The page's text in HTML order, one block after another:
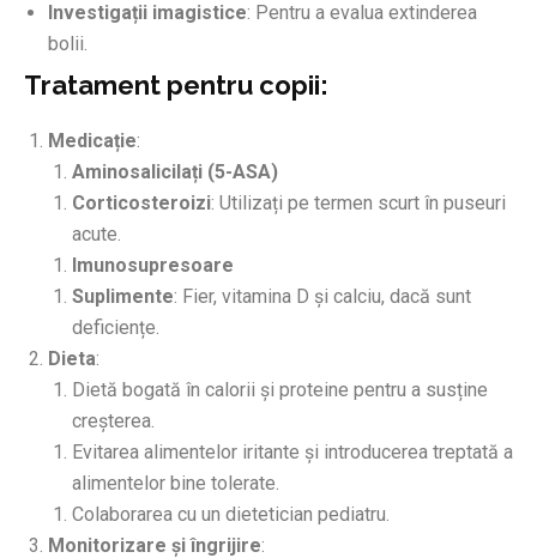
Investigații imagistice: Pentru a evalua extinderea
bolii.
Tratament pentru copii:
Medicație:
Aminosalicilați (5-ASA)
Corticosteroizi: Utilizați pe termen scurt în puseuri
acute.
Imunosupresoare
Suplimente: Fier, vitamina D și calciu, dacă sunt
deficiențe.
Dieta:
Dietă bogată în calorii și proteine pentru a susține
creșterea.
Evitarea alimentelor iritante și introducerea treptată a
alimentelor bine tolerate.
Colaborarea cu un dietetician pediatru.
Monitorizare și îngrijire: